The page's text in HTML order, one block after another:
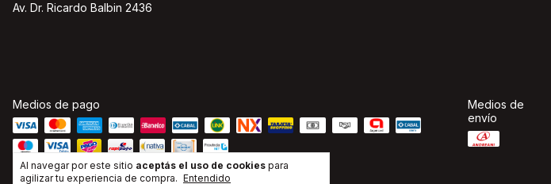
Al navegar por este sitio aceptás el uso de cookies para
agilizar tu experiencia de compra. Entendido
Av. Dr. Ricardo Balbin 2436
Medios de pago
Medios de
envío